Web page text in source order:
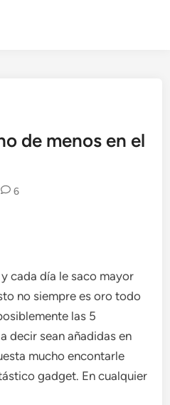
de menos en el
6
cada día le saco mayor
no siempre es oro todo
las 5
decir sean añadidas en
mucho encontarle
gadget. En cualquier